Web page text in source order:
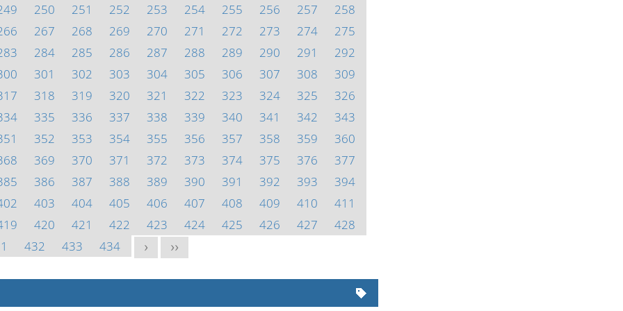
250 251 252 253 254 255 256 257
258
267 268 269 270 271 272 273 274
275
284 285 286 287 288 289 290 291
292
301 302 303 304 305 306 307 308
309
318 319 320 321 322 323 324 325
326
335 336 337 338 339 340 341 342
343
352 353 354 355 356 357 358 359
360
369 370 371 372 373 374 375 376
377
386 387 388 389 390 391 392 393
394
403 404 405 406 407 408 409 410
411
420 421 422 423 424 425 426 427
428
432 433 434 > >>